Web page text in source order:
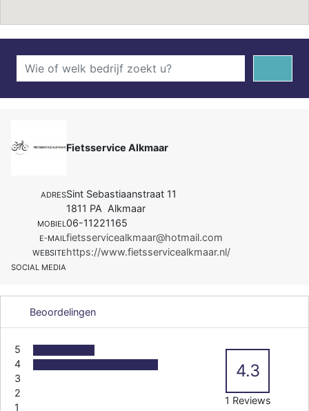
Fietsservice Alkmaar
ADRESSint Sebastiaanstraat 11
1811 PA Alkmaar
MOBIEL 06-11221165
E-MAIL fietsservicealkmaar@hotmail.com
WEBSITEhttps://www.fietsservicealkmaar.nl/
SOCIAL MEDIA
Beoordelingen
5
4
3
2
1
4.3
1 Reviews